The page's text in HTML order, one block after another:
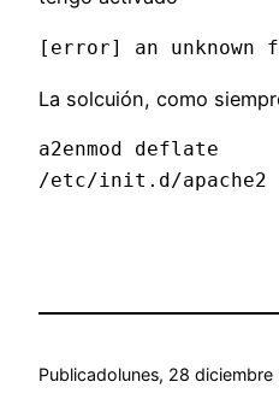
La solcuión, como
a2enmod deflate
Publicadolunes, 28 diciembre